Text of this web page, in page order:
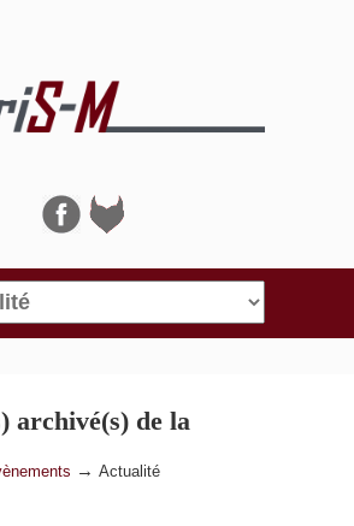
archivé(s) de la
Actualité
→ Actualité